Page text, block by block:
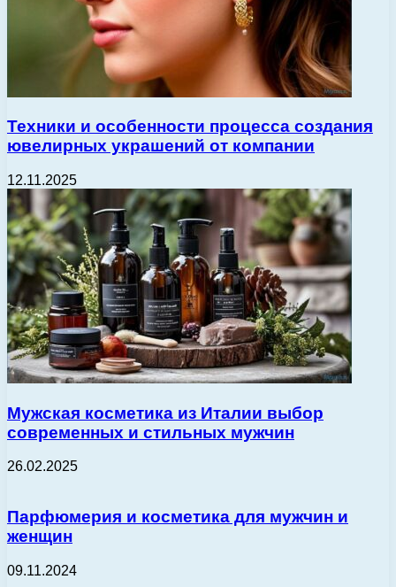
Техники и особенности процесса создания
ювелирных украшений от компании
12.11.2025
Мужская косметика из Италии выбор
современных и стильных мужчин
26.02.2025
Парфюмерия и косметика для мужчин и
женщин
09.11.2024